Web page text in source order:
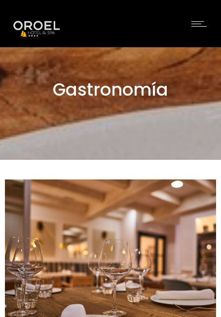
Gastronomía